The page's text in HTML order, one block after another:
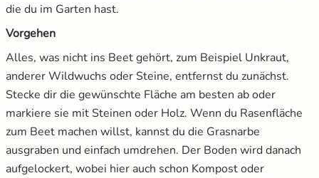
die du im Garten hast.
Vorgehen
Alles, was nicht ins Beet gehört, zum Beispiel Unkraut,
anderer Wildwuchs oder Steine, entfernst du zunächst.
Stecke dir die gewünschte Fläche am besten ab oder
markiere sie mit Steinen oder Holz. Wenn du Rasenfläche
zum Beet machen willst, kannst du die Grasnarbe
ausgraben und einfach umdrehen. Der Boden wird danach
aufgelockert, wobei hier auch schon Kompost oder